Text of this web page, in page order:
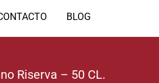
BLOG
Riserva – 50 CL.